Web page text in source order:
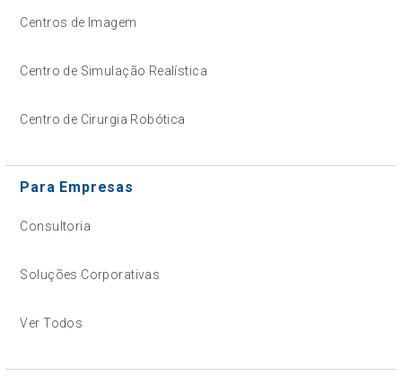
Centros de Imagem
Centro de Simulação Realística
Centro de Cirurgia Robótica
Para Empresas
Consultoria
Soluções Corporativas
Ver Todos